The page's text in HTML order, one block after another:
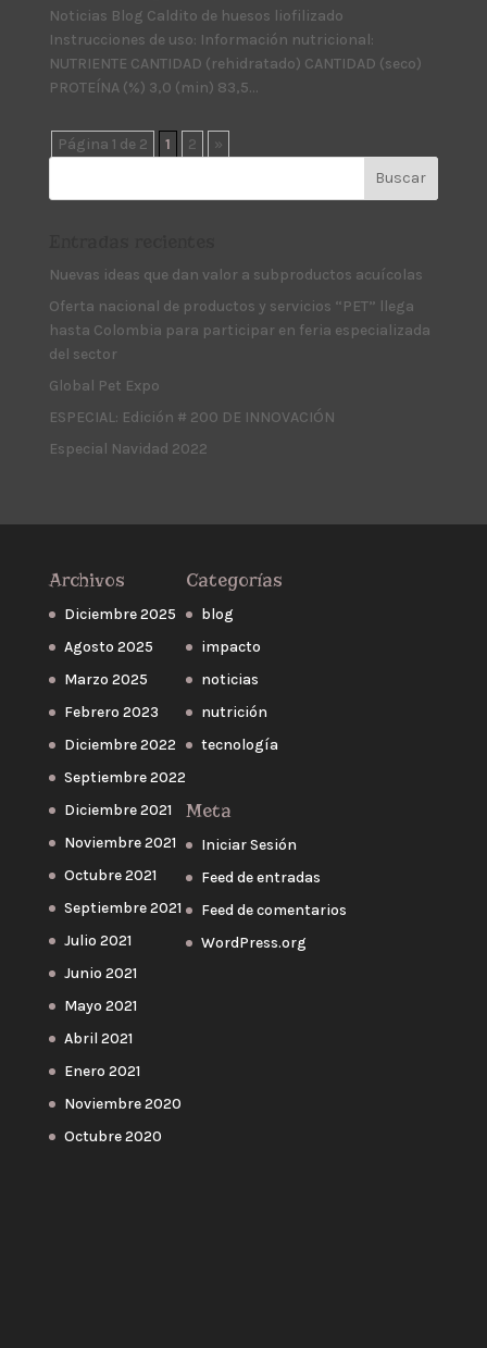
Noticias Blog Caldito de huesos liofilizado
Instrucciones de uso: Información nutricional:
NUTRIENTE CANTIDAD (rehidratado) CANTIDAD (seco)
PROTEÍNA (%) 3,0 (min) 83,5...
Página 1 de 2 1 2 »
Nuevas ideas que dan valor a subproductos acuícolas
Oferta nacional de productos y servicios “PET” llega
hasta Colombia para participar en feria especializada
del sector
Global Pet Expo
ESPECIAL: Edición # 200 DE INNOVACIÓN
Especial Navidad 2022
Archivos
Diciembre 2025
Agosto 2025
Marzo 2025
Febrero 2023
Diciembre 2022
Septiembre 2022
Diciembre 2021
Noviembre 2021
Octubre 2021
Septiembre 2021
Julio 2021
Junio 2021
Mayo 2021
Abril 2021
Enero 2021
Noviembre 2020
Octubre 2020
Categorías
blog
impacto
noticias
nutrición
tecnología
Meta
Iniciar Sesión
Feed de entradas
Feed de comentarios
WordPress.org